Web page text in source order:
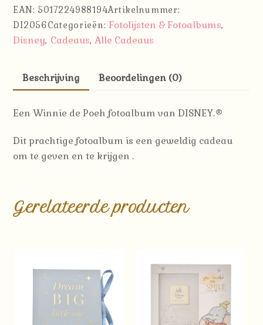
Pooh
-
Disney
EAN: 5017224988194Artikelnummer:
DI2056Categorieën: Fotolijsten & Fotoalbums,
Disney, Cadeaus,Alle Cadeaus
Beschrijving Beoordelingen (0)
Een Winnie de Poeh fotoalbum van DISNEY.®
Dit prachtige fotoalbum is een geweldig cadeau
om te geven en te krijgen .
Gerelateerde producten